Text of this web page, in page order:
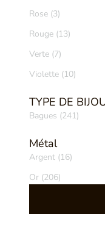
Rose (3)
Rouge (13)
Verte (7)
Violette (10)
TYPE DE
Bagues (241)
Métal
Argent (16)
Or (206)